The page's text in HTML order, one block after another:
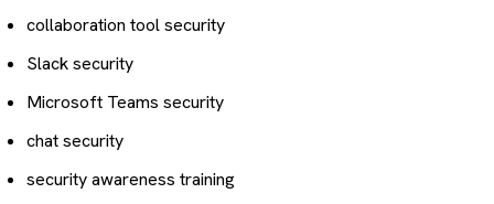
collaboration tool security
Slack security
Microsoft Teams security
chat security
security awareness training